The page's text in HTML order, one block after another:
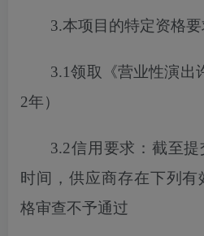
3.本项目的特定资格要
3.1领取《营业性演出
2年）
3.2信用要求：截至提
时间，供应商存在下列
格审查不予通过